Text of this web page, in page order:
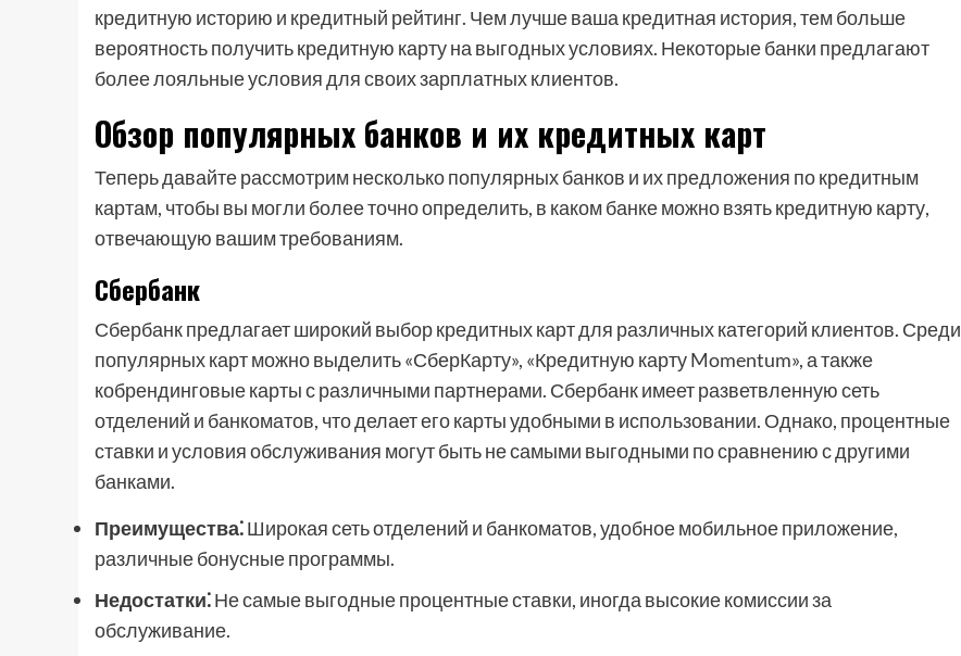
кредитную историю и кредитный рейтинг. Чем лучше ваша кредитная история, тем больше
вероятность получить кредитную карту на выгодных условиях. Некоторые банки предлагают
более лояльные условия для своих зарплатных клиентов.
Обзор популярных банков и их кредитных карт
Теперь давайте рассмотрим несколько популярных банков и их предложения по кредитным
картам, чтобы вы могли более точно определить, в каком банке можно взять кредитную карту,
отвечающую вашим требованиям.
Сбербанк
Сбербанк предлагает широкий выбор кредитных карт для различных категорий клиентов. Среди
популярных карт можно выделить «СберКарту», «Кредитную карту Momentum», а также
кобрендинговые карты с различными партнерами. Сбербанк имеет разветвленную сеть
отделений и банкоматов, что делает его карты удобными в использовании. Однако, процентные
ставки и условия обслуживания могут быть не самыми выгодными по сравнению с другими
банками.
Преимущества⁚Широкая сеть отделений и банкоматов, удобное мобильное приложение,
различные бонусные программы.
Недостатки⁚Не самые выгодные процентные ставки, иногда высокие комиссии за
обслуживание.